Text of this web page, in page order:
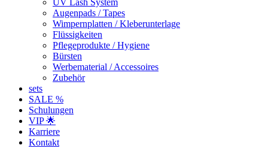
UV Lash System
Augenpads / Tapes
Wimpernplatten / Kleberunterlage
Flüssigkeiten
Pflegeprodukte / Hygiene
Bürsten
Werbematerial / Accessoires
Zubehör
sets
SALE %
Schulungen
VIP 🌟
Karriere
Kontakt